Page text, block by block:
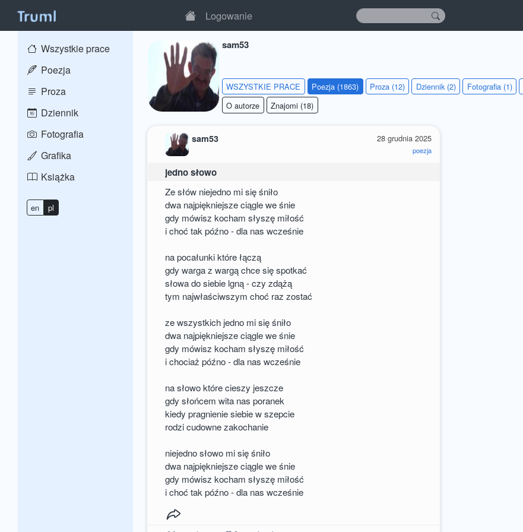
Logowanie
Wszystkie prace
Poezja
Proza
Dziennik
Fotografia
Grafika
Książka
en pl
sam53
WSZYSTKIE PRACE Poezja (1863) Proza (12) Dziennik (2) Fotografia (1)
O autorze
Znajomi (18)
28 grudnia 2025
poezja
sam53
jedno słowo
Ze słów niejedno mi się śniło
dwa najpiękniejsze ciągle we śnie
gdy mówisz kocham słyszę miłość
i choć tak późno - dla nas wcześnie
na pocałunki które łączą
gdy warga z wargą chce się spotkać
słowa do siebie lgną - czy zdążą
tym najwłaściwszym choć raz zostać
ze wszystkich jedno mi się śniło
dwa najpiękniejsze ciągle we śnie
gdy mówisz kocham słyszę miłość
i chociaż późno - dla nas wcześnie
na słowo które cieszy jeszcze
gdy słońcem wita nas poranek
kiedy pragnienie siebie w szepcie
rodzi cudowne zakochanie
niejedno słowo mi się śniło
dwa najpiękniejsze ciągle we śnie
gdy mówisz kocham słyszę miłość
i choć tak późno - dla nas wcześnie